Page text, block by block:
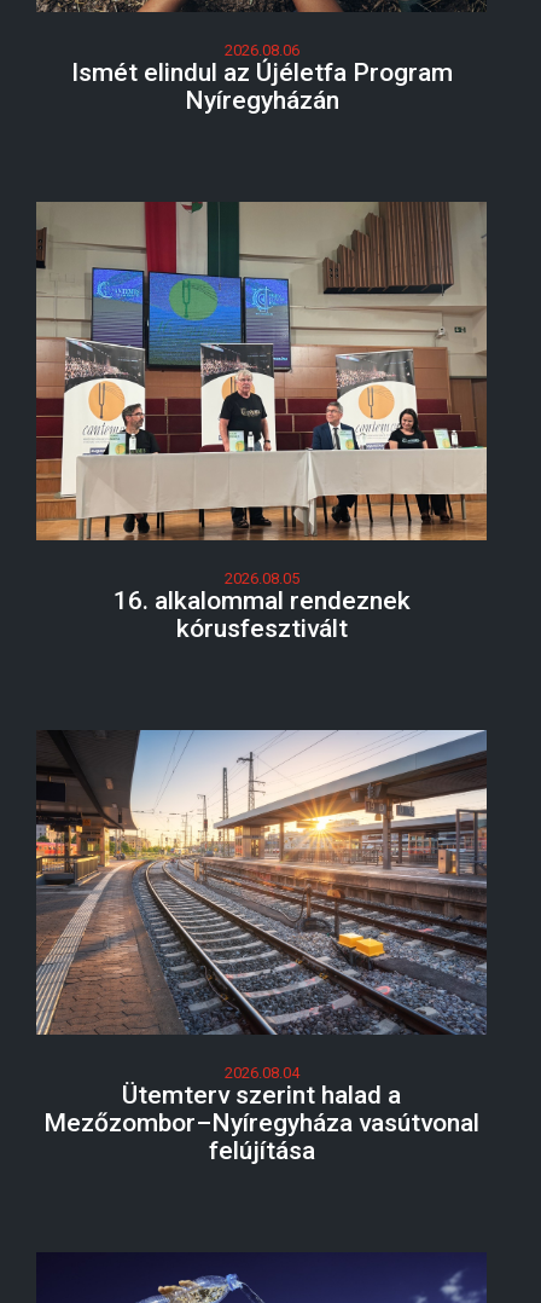
2026.08.06
Ismét elindul az Újéletfa Program
Nyíregyházán
2026.08.05
16. alkalommal rendeznek
kórusfesztivált
2026.08.04
Ütemterv szerint halad a
Mezőzombor–Nyíregyháza vasútvonal
felújítása